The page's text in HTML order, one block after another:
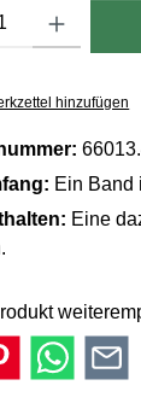
hinzufügen
Ein Band
Eine